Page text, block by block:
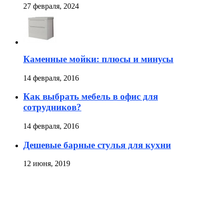
27 февраля, 2024
Каменные мойки: плюсы и минусы
14 февраля, 2016
Как выбрать мебель в офис для
сотрудников?
14 февраля, 2016
Дешевые барные стулья для кухни
12 июня, 2019